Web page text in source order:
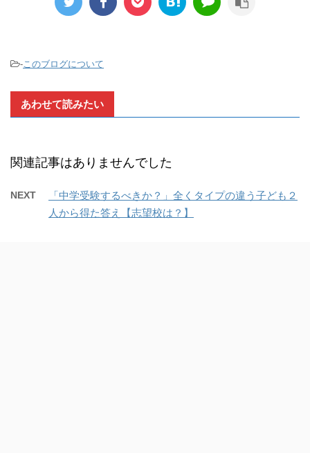
- このブログについて
あわせて読みたい
関連記事はありませんでした
NEXT
「中学受験するべきか？」全くタイプの違う子ども２
人から得た答え【志望校は？】